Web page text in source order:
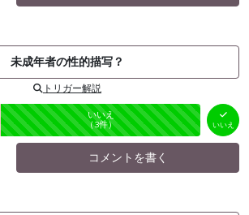
未成年者の性的描写？
トリガー解説
未投票
いいえ
（3件） いいえ
コメントを書く